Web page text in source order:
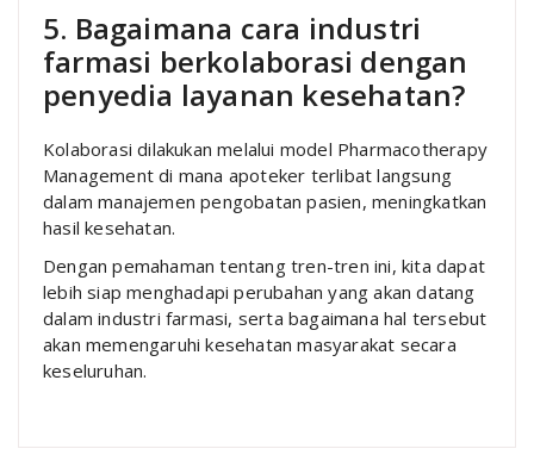
5. Bagaimana cara industri
farmasi berkolaborasi dengan
penyedia layanan kesehatan?
Kolaborasi dilakukan melalui model Pharmacotherapy
Management di mana apoteker terlibat langsung
dalam manajemen pengobatan pasien, meningkatkan
hasil kesehatan.
Dengan pemahaman tentang tren-tren ini, kita dapat
lebih siap menghadapi perubahan yang akan datang
dalam industri farmasi, serta bagaimana hal tersebut
akan memengaruhi kesehatan masyarakat secara
keseluruhan.